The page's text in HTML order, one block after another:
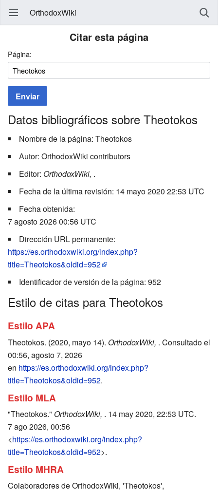
OrthodoxWiki
Citar esta página
Página:
Enviar
Datos bibliográficos sobre Theotokos
Nombre de la página: Theotokos
Autor: OrthodoxWiki contributors
Editor: OrthodoxWiki, .
Fecha de la última revisión: 14 mayo 2020 22:53 UTC
Fecha obtenida:
7 agosto 2026 00:56 UTC
Dirección URL permanente:
https://es.orthodoxwiki.org/index.php?
title=Theotokos&oldid=952
Identificador de versión de la página: 952
Estilo de citas para Theotokos
Estilo APA
Theotokos. (2020, mayo 14). OrthodoxWiki, . Consultado el
00:56, agosto 7, 2026
en https://es.orthodoxwiki.org/index.php?
title=Theotokos&oldid=952.
Estilo MLA
"Theotokos." OrthodoxWiki, . 14 may 2020, 22:53 UTC.
7 ago 2026, 00:56
<https://es.orthodoxwiki.org/index.php?
title=Theotokos&oldid=952>.
Estilo MHRA
Colaboradores de OrthodoxWiki, 'Theotokos',